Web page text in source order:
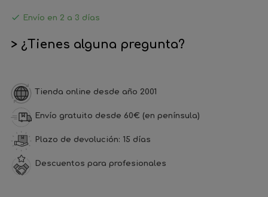
 Envío en 2 a 3 días
> ¿Tienes alguna pregunta?
Tienda online desde año 2001
Envío gratuito desde 60€ (en península)
Plazo de devolución: 15 días
Descuentos para profesionales